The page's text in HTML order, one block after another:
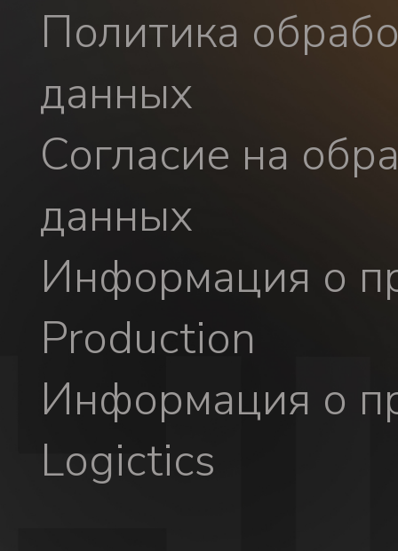
Политика
данных
Согласие на
данных
Информация о
Production
Информация о
Logictics